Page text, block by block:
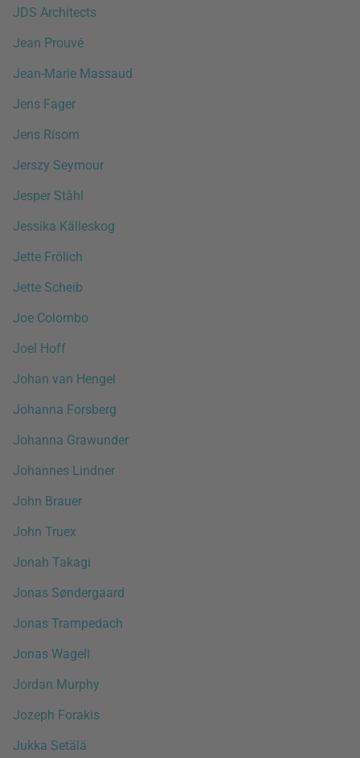
JDS Architects
Jean Prouvé
Jean-Marie Massaud
Jens Fager
Jens Risom
Jerszy Seymour
Jesper Ståhl
Jessika Källeskog
Jette Frölich
Jette Scheib
Joe Colombo
Joel Hoff
Johan van Hengel
Johanna Forsberg
Johanna Grawunder
Johannes Lindner
John Brauer
John Truex
Jonah Takagi
Jonas Søndergaard
Jonas Trampedach
Jonas Wagell
Jordan Murphy
Jozeph Forakis
Jukka Setälä